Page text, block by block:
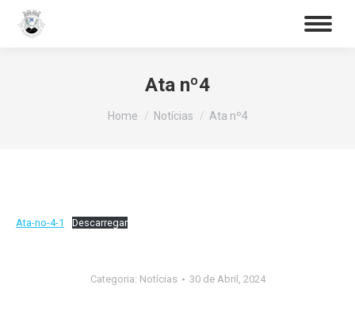
Ata nº4
You are here:
Home Notícias Ata nº4
Ata-no-4-1 Descarregar
Categoria: Notícias 30 de Abril, 2024